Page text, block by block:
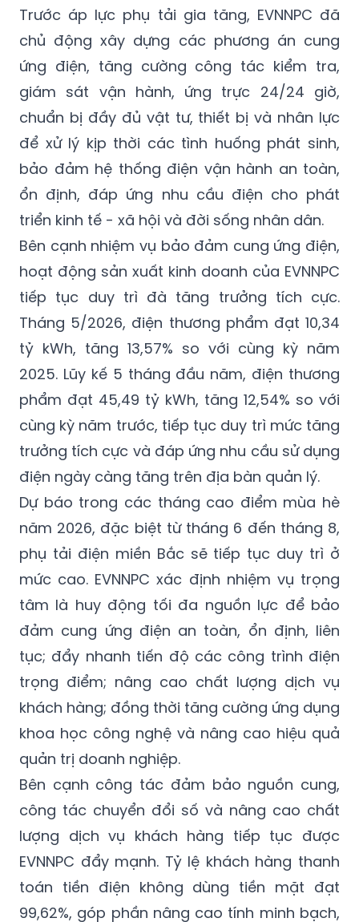
Trước áp lực phụ tải gia tăng, EVNNPC đã
chủ động xây dựng các phương án cung
ứng điện, tăng cường công tác kiểm tra,
giám sát vận hành, ứng trực 24/24 giờ,
chuẩn bị đầy đủ vật tư, thiết bị và nhân lực
để xử lý kịp thời các tình huống phát sinh,
bảo đảm hệ thống điện vận hành an toàn,
ổn định, đáp ứng nhu cầu điện cho phát
triển kinh tế - xã hội và đời sống nhân dân.
Bên cạnh nhiệm vụ bảo đảm cung ứng điện,
hoạt động sản xuất kinh doanh của EVNNPC
tiếp tục duy trì đà tăng trưởng tích cực.
Tháng 5/2026, điện thương phẩm đạt 10,34
tỷ kWh, tăng 13,57% so với cùng kỳ năm
2025. Lũy kế 5 tháng đầu năm, điện thương
phẩm đạt 45,49 tỷ kWh, tăng 12,54% so với
cùng kỳ năm trước, tiếp tục duy trì mức tăng
trưởng tích cực và đáp ứng nhu cầu sử dụng
điện ngày càng tăng trên địa bàn quản lý.
Dự báo trong các tháng cao điểm mùa hè
năm 2026, đặc biệt từ tháng 6 đến tháng 8,
phụ tải điện miền Bắc sẽ tiếp tục duy trì ở
mức cao. EVNNPC xác định nhiệm vụ trọng
tâm là huy động tối đa nguồn lực để bảo
đảm cung ứng điện an toàn, ổn định, liên
tục; đẩy nhanh tiến độ các công trình điện
trọng điểm; nâng cao chất lượng dịch vụ
khách hàng; đồng thời tăng cường ứng dụng
khoa học công nghệ và nâng cao hiệu quả
quản trị doanh nghiệp.
Bên cạnh công tác đảm bảo nguồn cung,
công tác chuyển đổi số và nâng cao chất
lượng dịch vụ khách hàng tiếp tục được
EVNNPC đẩy mạnh. Tỷ lệ khách hàng thanh
toán tiền điện không dùng tiền mặt đạt
99,62%, góp phần nâng cao tính minh bạch,